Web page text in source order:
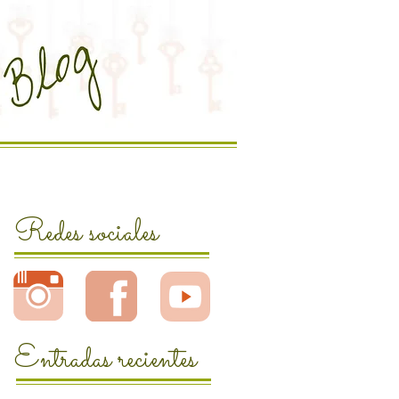
Redes sociales
Entradas recientes